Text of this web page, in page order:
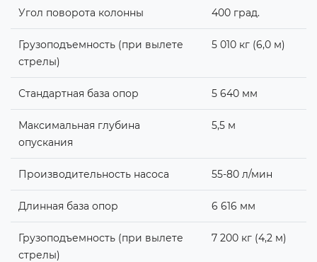
Угол поворота колонны 400 град.
Грузоподъемность (при вылете
стрелы)
5 010 кг (6,0 м)
Стандартная база опор 5 640 мм
Максимальная глубина
опускания
5,5 м
Производительность насоса 55-80 л/мин
Длинная база опор 6 616 мм
Грузоподъемность (при вылете
стрелы)
7 200 кг (4,2 м)